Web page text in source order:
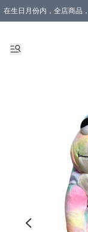
在生日月份内，全店商品